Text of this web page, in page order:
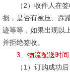
（2）收件人在签
损，是否有被压、踩
迹等等，如果出现以
并拒绝签收。
3、物流配送时间
（1）订购成功后